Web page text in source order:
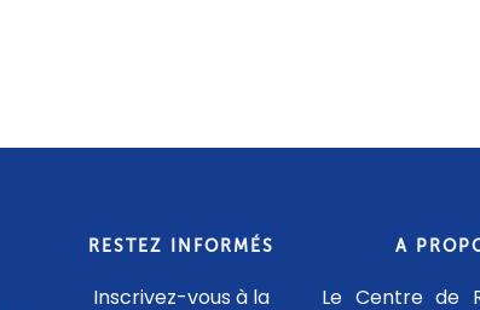
RESTEZ INFORMÉS
Inscrivez-vous à la
A
Le Centre de